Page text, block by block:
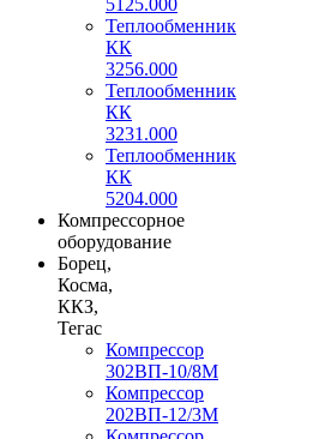
Теплообменник
КК
3256.000
Теплообменник
КК
3231.000
Теплообменник
КК
5204.000
Компрессорное
оборудование
Борец,
Косма,
ККЗ,
Тегас
Компрессор
302ВП-10/8М
Компрессор
202ВП-12/3М